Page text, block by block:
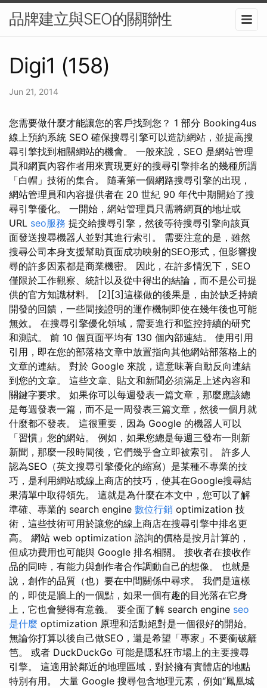
品牌建立與SEO的關聯性
Digi1 (158)
Jun 21, 2014
您需要做什麼才能讓您的客戶找到您？ 1 部分 Booking4us
線上預約系統 SEO 確保搜尋引擎可以造訪網站，並提高搜
尋引擎找到相關網站的機會。 一般來說，SEO 是網站管理
員和網頁內容作者用來實現更好的搜尋引擎排名的幾種所謂
「白帽」技術的集合。 隨著第一個網路搜尋引擎的出現，
網站管理員和內容提供者在 20 世紀 90 年代中期開始了搜
尋引擎優化。 一開始，網站管理員只需將網頁的地址或
URL seo服務 提交給搜尋引擎，然後等待搜尋引擎向該頁
面發送搜尋機器人並對其進行索引。 需要注意的是，雖然
搜尋公司本身支援幫助頁面成功映射的SEO形式，但影響搜
尋的許多因素都是商業機密。 因此，在許多情況下，SEO
僅限於工作觀察、統計以及從中得出的結論，而不是公司提
供的官方知識材料。 [2][3]這樣做的後果是，由於缺乏持續
開發的回饋，一些間接證明的運作機制即使在幾年後也可能
無效。 在搜尋引擎優化領域，需要進行和監控持續的研究
和測試。 前 10 個頁面平均有 130 個內部連結。 使用引用
引用，即在您的部落格文章中放置指向其他網站部落格上的
文章的連結。 對於 Google 來說，這意味著自動反向連結
到您的文章。 這些文章、貼文和新聞必須滿足上述內容和
關鍵字要求。 如果你可以每週發表一篇文章，那麼應該總
是每週發表一篇，而不是一周發表三篇文章，然後一個月就
什麼都不發表。 這很重要，因為 Google 的機器人可以
「習慣」您的網站。 例如，如果您總是每週三發布一則新
新聞，那麼一段時間後，它們幾乎會立即被索引。 許多人
認為SEO（英文搜尋引擎優化的縮寫）是某種不專業的技
巧，是利用網站或線上商店的技巧，使其在Google搜尋結
果清單中取得領先。 這就是為什麼在本文中，您可以了解
準確、專業的 search engine 數位行銷 optimization 技
術，這些技術可用於讓您的線上商店在搜尋引擎中排名更
高。 網站 web optimization 諮詢的價格是按月計算的，
但成功費用也可能與 Google 排名相關。 接收者在接收作
品的同時，有能力與創作者合作調動自己的想像。 也就是
說，創作的品質（也）要在中間關係中尋求。 我們是這樣
的，即使是牆上的一個點，如果一個有趣的目光落在它身
上，它也會變得有意義。 要全面了解 search engine seo
是什麼 optimization 原理和活動絕對是一個很好的開始。
無論你打算以後自己做SEO，還是希望「專家」不要衝破籬
笆。 或者 DuckDuckGo 可能是隱私狂市場上的主要搜尋
引擎。 這適用於鄰近的地理區域，對於擁有實體店的地點
特別有用。 大量 Google 搜尋包含地理元素，例如“鳳凰城